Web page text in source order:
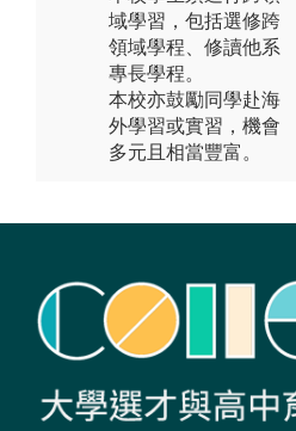
域學習，包括選修跨
領域學程、修讀他系
專長學程。
本校亦鼓勵同學赴海
外學習或實習，機會
多元且相當豐富。